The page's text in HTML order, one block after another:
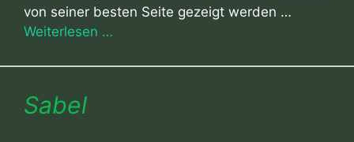
von seiner besten Seite gezeigt werden …
Weiterlesen …
Sabel